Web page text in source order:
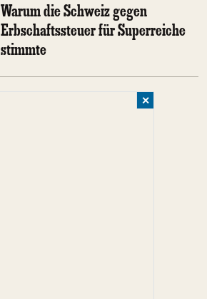
Warum die Schweiz gegen
Erbschaftssteuer für Superreiche
stimmte
✕